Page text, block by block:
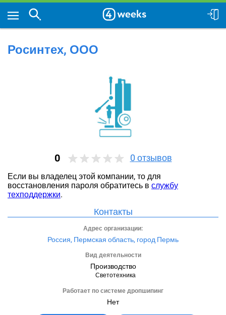
Росинтех, ООО
0 0 отзывов
Если вы владелец этой компании, то для
восстановления пароля обратитесь в службу
техподдержки.
Контакты
Адрес организации:
Россия, Пермская область, город Пермь
Вид деятельности
Производство
Светотехника
Работает по системе дропшипинг
Нет